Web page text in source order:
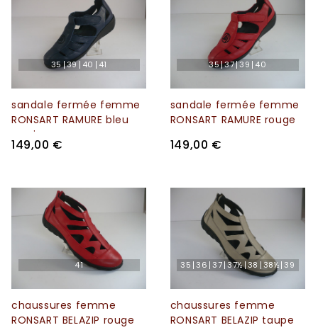
35 39 40 41
sandale fermée femme
RONSART RAMURE bleu
marine
149,00 €
35 37 39 40
sandale fermée femme
RONSART RAMURE rouge
149,00 €
41
chaussures femme
RONSART BELAZIP rouge
35 36 37 37½ 38 38½ 39
chaussures femme
RONSART BELAZIP taupe